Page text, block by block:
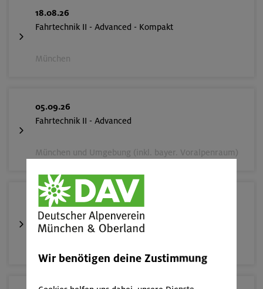
18.08.26
Fahrtechnik II - Advanced - Kompakt
München
05.09.26
Fahrtechnik II - Advanced
München und Umgebung (inkl. bayer. Voralpenraum)
10.-13.09.26
Alpinklettertraining
Wir benötigen deine Zustimmung